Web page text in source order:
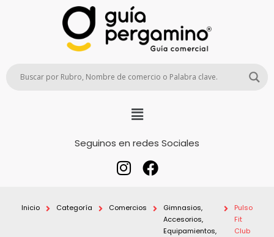
Seguinos en redes Sociales
Inicio Categoría Comercios
Gimnasios,
Accesorios,
Equipamientos,
Pulso
Fit
Club